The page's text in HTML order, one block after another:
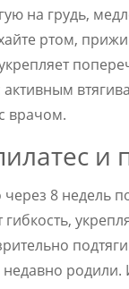
на грудь,
ртом,
активным
врачом.
и
8 недель
родили.